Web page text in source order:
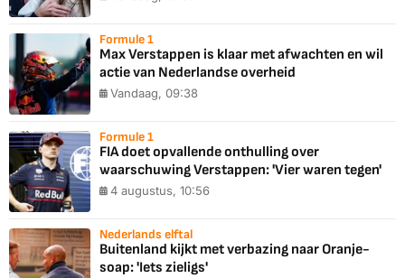
Formule 1
Max Verstappen is klaar met afwachten en wil
actie van Nederlandse overheid
Vandaag, 09:38
Formule 1
FIA doet opvallende onthulling over
waarschuwing Verstappen: 'Vier waren tegen'
4 augustus, 10:56
Nederlands elftal
Buitenland kijkt met verbazing naar Oranje-
soap: 'Iets zieligs'